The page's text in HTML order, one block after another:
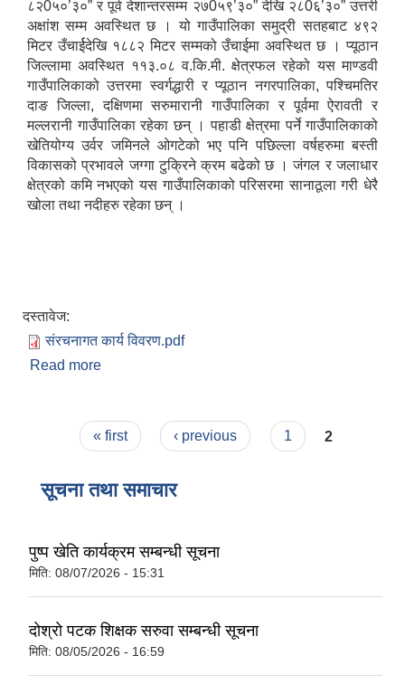
८२0५०’३०” र पूर्व देशान्तरसम्म २७0५९’३०” देखि २८0६’३०” उत्तरी
अक्षांश सम्म अवस्थित छ । यो गाउँपालिका समुद्री सतहबाट ४९२
मिटर उँचार्ईदेखि १८८२ मिटर सम्मको उँचाईमा अवस्थित छ । प्यूठान
जिल्लामा अवस्थित ११३.०८ व.कि.मी. क्षेत्रफल रहेको यस माण्डवी
गाउँपालिकाको उत्तरमा स्वर्गद्धारी र प्यूठान नगरपालिका, पश्चिमतिर
दाङ जिल्ला, दक्षिणमा सरुमारानी गाउँपालिका र पूर्वमा ऐरावती र
मल्लरानी गाउँपालिका रहेका छन् । पहाडी क्षेत्रमा पर्ने गाउँपालिकाको
खेतियोग्य उर्वर जमिनले ओगटेको भए पनि पछिल्ला वर्षहरुमा बस्ती
विकासको प्रभावले जग्गा टुक्रिने क्रम बढेको छ । जंगल र जलाधार
क्षेत्रको कमि नभएको यस गाउँपालिकाको परिसरमा सानाठूला गरी धेरै
खोला तथा नदीहरु रहेका छन् ।
दस्तावेज:
संरचनागत कार्य विवरण.pdf
Read more
Pages« first ‹ previous 1 2
सूचना तथा समाचार
पुष्प खेति कार्यक्रम सम्बन्धी सूचना
मिति: 08/07/2026 - 15:31
दोश्रो पटक शिक्षक सरुवा सम्बन्धी सूचना
मिति: 08/05/2026 - 16:59